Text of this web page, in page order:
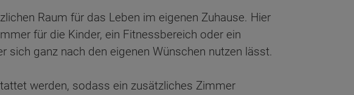
Raum für das Leben im eigenen Zuhause. Hier
für die Kinder, ein Fitnessbereich oder ein
sich ganz nach den eigenen Wünschen nutzen lässt.
werden, sodass ein zusätzliches Zimmer